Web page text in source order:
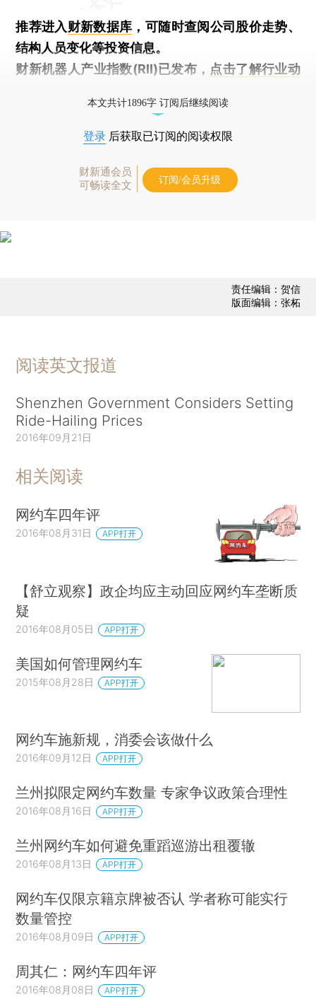
推荐进入财新数据库 ，可随时查阅公司股价走势、
结构人员变化等投资信息。
财新机器人产业指数(RII)已发布， 点击了解行业动
本文共计1896字 订阅后继续阅读
登录 后获取已订阅的阅读权限
财新通会员
可畅读全文
订阅/会员升级
责任编辑：贺信
版面编辑：张柘
阅读英文报道
Shenzhen Government Considers Setting
Ride-Hailing Prices
2016年09月21日
相关阅读
网约车四年评
2016年08月31日 APP打开
【舒立观察】政企均应主动回应网约车垄断质
疑
2016年08月05日 APP打开
美国如何管理网约车
2015年08月28日 APP打开
网约车施新规，消委会该做什么
2016年09月12日 APP打开
兰州拟限定网约车数量 专家争议政策合理性
2016年08月16日 APP打开
兰州网约车如何避免重蹈巡游出租覆辙
2016年08月13日 APP打开
网约车仅限京籍京牌被否认 学者称可能实行
数量管控
2016年08月09日 APP打开
周其仁：网约车四年评
2016年08月08日 APP打开